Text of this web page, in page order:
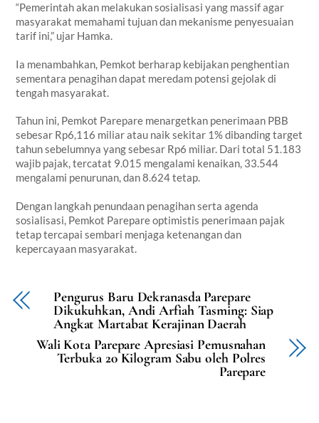
“Pemerintah akan melakukan sosialisasi yang massif agar
masyarakat memahami tujuan dan mekanisme penyesuaian
tarif ini,” ujar Hamka.
Ia menambahkan, Pemkot berharap kebijakan penghentian
sementara penagihan dapat meredam potensi gejolak di
tengah masyarakat.
Tahun ini, Pemkot Parepare menargetkan penerimaan PBB
sebesar Rp6,116 miliar atau naik sekitar 1% dibanding target
tahun sebelumnya yang sebesar Rp6 miliar. Dari total 51.183
wajib pajak, tercatat 9.015 mengalami kenaikan, 33.544
mengalami penurunan, dan 8.624 tetap.
Dengan langkah penundaan penagihan serta agenda
sosialisasi, Pemkot Parepare optimistis penerimaan pajak
tetap tercapai sembari menjaga ketenangan dan
kepercayaan masyarakat.
Pengurus Baru Dekranasda Parepare
Dikukuhkan, Andi Arfiah Tasming: Siap
Angkat Martabat Kerajinan Daerah
Wali Kota Parepare Apresiasi Pemusnahan
Terbuka 20 Kilogram Sabu oleh Polres
Parepare